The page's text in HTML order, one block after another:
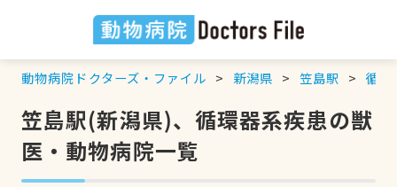
動物病院ドクターズ・ファイル 新潟県 笠島駅 循環
笠島駅(新潟県)、循環器系疾患の獣
医・動物病院一覧